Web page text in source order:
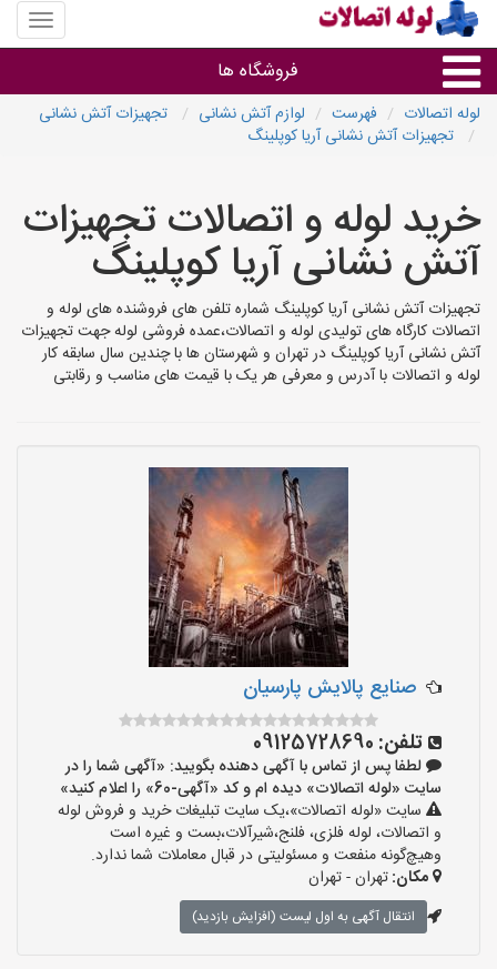
منوی
سایت
فروشگاه ها
لوله و اتصالات
سایر گروه ها
فروشگاه های لوله و اتصالات
لوله اتصالات فهرست لوازم آتش نشانی
تجهیزات آتش نشانی
تجهیزات آتش نشانی آریا کوپلینگ
خرید لوله و اتصالات تجهیزات
آتش نشانی آریا کوپلینگ
تجهیزات آتش نشانی آریا کوپلینگ شماره تلفن های فروشنده های لوله و
اتصالات کارگاه های تولیدی لوله و اتصالات،عمده فروشی لوله جهت تجهیزات
آتش نشانی آریا کوپلینگ در تهران و شهرستان ها با چندین سال سابقه کار
لوله و اتصالات با آدرس و معرفی هر یک با قیمت های مناسب و رقابتی
صنایع پالایش پارسیان
تلفن: 09125728690
لطفا پس از تماس با آگهی دهنده بگویید: «آگهی شما را در
سایت «لوله اتصالات» دیده ام و کد «آگهی-60» را اعلام کنید»
سایت «لوله اتصالات»،یک سایت تبلیغات خرید و فروش لوله
و اتصالات، لوله فلزی، فلنج،شیرآلات،بست و غیره است
وهیچ‌گونه منفعت و مسئولیتی در قبال معاملات شما ندارد.
مکان:تهران - تهران
انتقال آگهی به اول لیست (افزایش بازدید)